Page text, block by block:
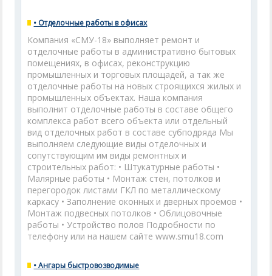
• Отделочные работы в офисах
Компания «СМУ-18» выполняет ремонт и
отделочные работы в административно бытовых
помещениях, в офисах, реконструкцию
промышленных и торговых площадей, а так же
отделочные работы на новых строящихся жилых и
промышленных объектах. Наша компания
выполнит отделочные работы в составе общего
комплекса работ всего объекта или отдельный
вид отделочных работ в составе субподряда Мы
выполняем следующие виды отделочных и
сопутствующим им виды ремонтных и
строительных работ: • Штукатурные работы •
Малярные работы • Монтаж стен, потолков и
перегородок листами ГКЛ по металлическому
каркасу • Заполнение оконных и дверных проемов •
Монтаж подвесных потолков • Облицовочные
работы • Устройство полов Подробности по
телефону или на нашем сайте www.smu18.com
• Ангары быстровозводимые